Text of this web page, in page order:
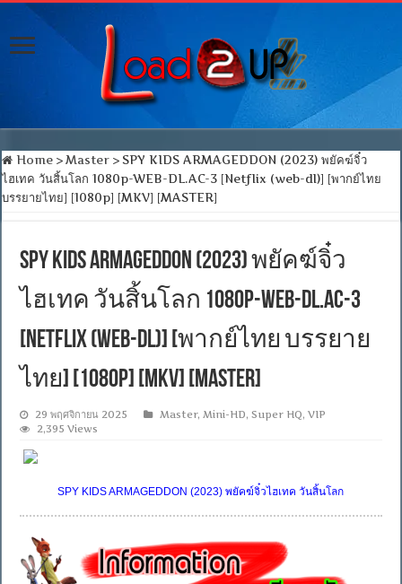
Home > Master > SPY KIDS ARMAGEDDON (2023) พยัคฆ์จิ๋ว
ไฮเทค วันสิ้นโลก 1080p-WEB-DL.AC-3 [Netflix (web-dl)] [พากย์ไทย
บรรยายไทย] [1080p] [MKV] [MASTER]
SPY KIDS ARMAGEDDON (2023) พยัคฆ์จิ๋ว
ไฮเทค วันสิ้นโลก 1080p-WEB-DL.AC-3
[Netflix (web-dl)] [พากย์ไทย บรรยาย
ไทย] [1080p] [MKV] [MASTER]
29 พฤศจิกายน 2025 Master,Mini-HD,Super HQ,VIP
2,395 Views
SPY KIDS ARMAGEDDON (2023) พยัคฆ์จิ๋วไฮเทค วันสิ้นโลก